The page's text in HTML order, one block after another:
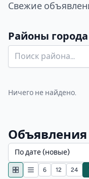
Свежие
Районы города
Ничего не найдено.
Объявления
По дате (новые)
6 12 24